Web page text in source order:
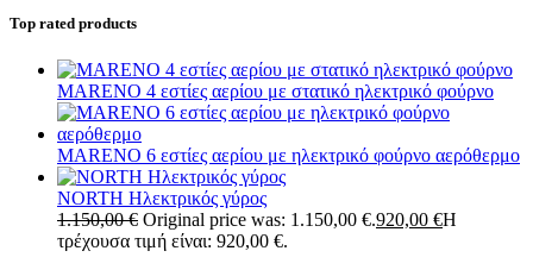
Top rated products
MARENO 4 εστίες αερίου με στατικό ηλεκτρικό φούρνο
MARENO 6 εστίες αερίου με ηλεκτρικό φούρνο αερόθερμο
NORTH Ηλεκτρικός γύρος
1.150,00€ Original price was: 1.150,00 €.920,00 €Η
τρέχουσα τιμή είναι: 920,00 €.